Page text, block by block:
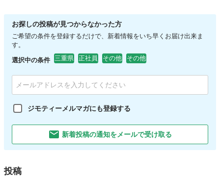
お探しの投稿が見つからなかった方
ご希望の条件を登録するだけで、新着情報をいち早くお届け出来ま
す。
選択中の条件 三重県 正社員 その他 その他
ジモティーメルマガにも登録する
新着投稿の通知をメールで受け取る
投稿